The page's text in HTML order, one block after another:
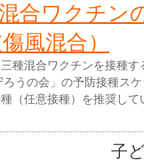
合ワクチン
風混合）
種混合ワクチンを接種す
うの会」の予防接種ス
（任意接種）を推奨して
子